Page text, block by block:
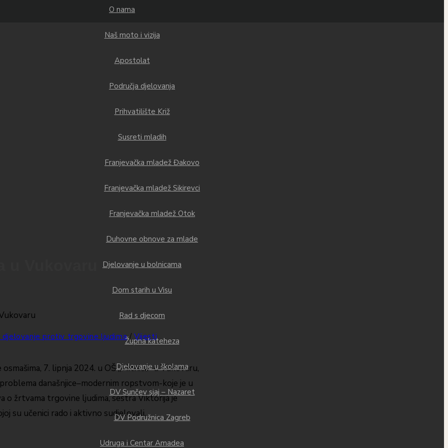
O nama
Naš moto i vizija
Apostolat
Područja djelovanja
Prihvatilište Križ
Susreti mladih
Franjevačka mladež Đakovo
Franjevačka mladež Sikirevci
Franjevačka mladež Otok
Duhovne obnove za mlade
Djelovanje u bolnicama
Dom starih u Visu
Rad s djecom
Župna kateheza
Djelovanje u školama
DV Sunčev sjaj – Nazaret
DV Podružnica Zagreb
Udruga i Centar Amadea
Vukovaru
djelovanje protiv trgovine ljudima / Vijesti
7. lipnja 2024. u OŠ „Mitnica“ u Vukovaru,
današnjice–modernim ropstvom-koje je u
o žrtvama trgovine ljudima, sestra Viktorija je
su učenici rado i aktivno sudjelovali.